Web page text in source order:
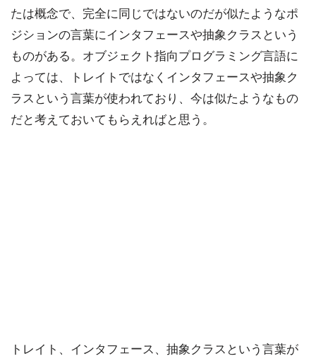
たは概念で、完全に同じではないのだが似たようなポ
ジションの言葉にインタフェースや抽象クラスという
ものがある。オブジェクト指向プログラミング言語に
よっては、トレイトではなくインタフェースや抽象ク
ラスという言葉が使われており、今は似たようなもの
だと考えておいてもらえればと思う。
トレイト、インタフェース、抽象クラスという言葉が